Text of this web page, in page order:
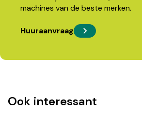
machines van de beste merken.
Huuraanvraag
Ook interessant